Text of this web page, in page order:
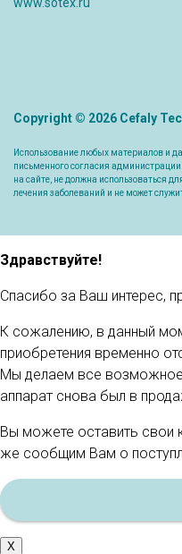
Copyright © 2026 Cefaly
Использование любых материалов и
письменного согласия
на сайте, не должна использоваться
лечения заболеваний и не может
Здравствуйте!
Спасибо за Ваш интерес,
К сожалению, в данный
приобретения временно
Мы делаем все
аппарат снова был в
Вы можете оставить свои
же сообщим Вам о
X